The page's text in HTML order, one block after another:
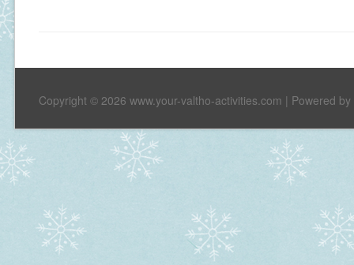
Copyright © 2026 www.your-valtho-activities.com | Powered